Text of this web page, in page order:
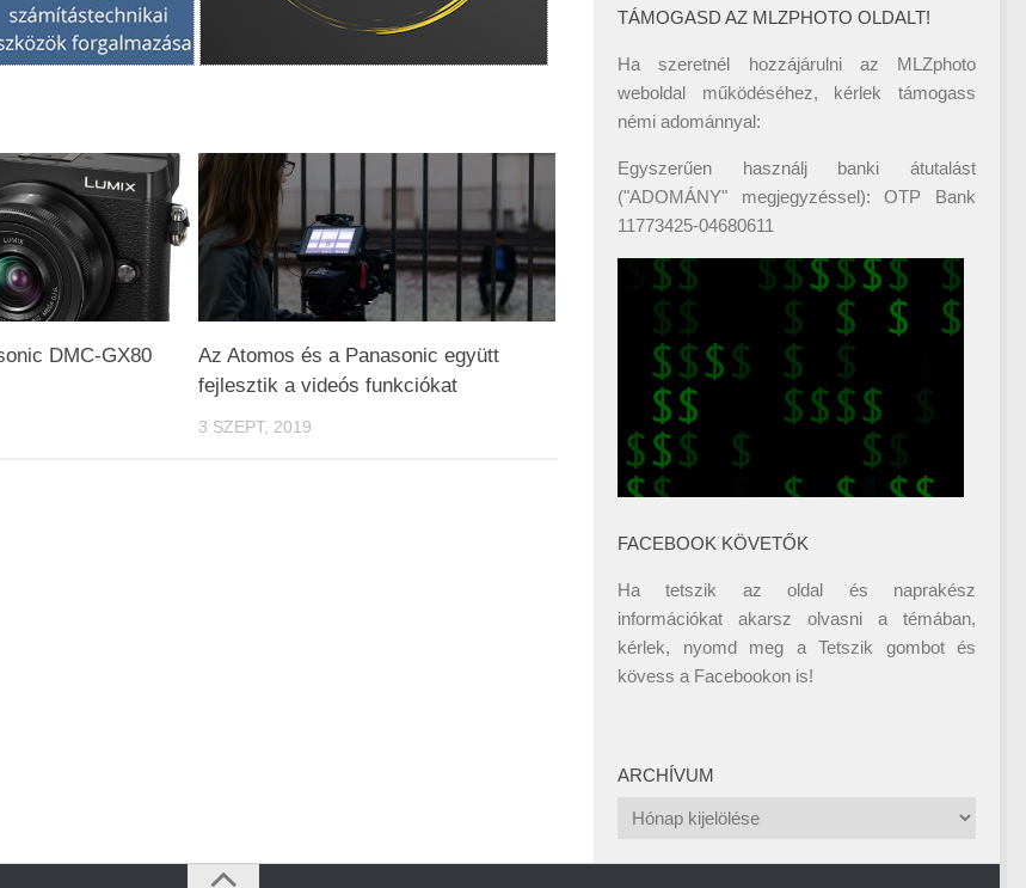
DMC-GX80
Az Atomos és a Panasonic együtt
fejlesztik a videós funkciókat
3 SZEPT, 2019
TÁMOGASD AZ MLZPHOTO OLDALT!
Ha szeretnél hozzájárulni az MLZphoto
weboldal működéséhez, kérlek támogass
némi adománnyal:
Egyszerűen használj banki átutalást
("ADOMÁNY" megjegyzéssel): OTP Bank
11773425-04680611
FACEBOOK KÖVETŐK
Ha tetszik az oldal és naprakész
információkat akarsz olvasni a témában,
kérlek, nyomd meg a Tetszik gombot és
kövess a Facebookon is!
ARCHÍVUM
Archívum